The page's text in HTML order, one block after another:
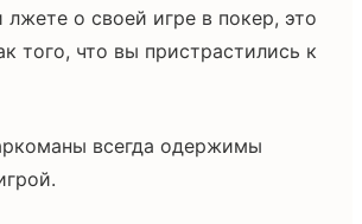
лжете о своей игре в покер, это
того, что вы пристрастились к
всегда одержимы